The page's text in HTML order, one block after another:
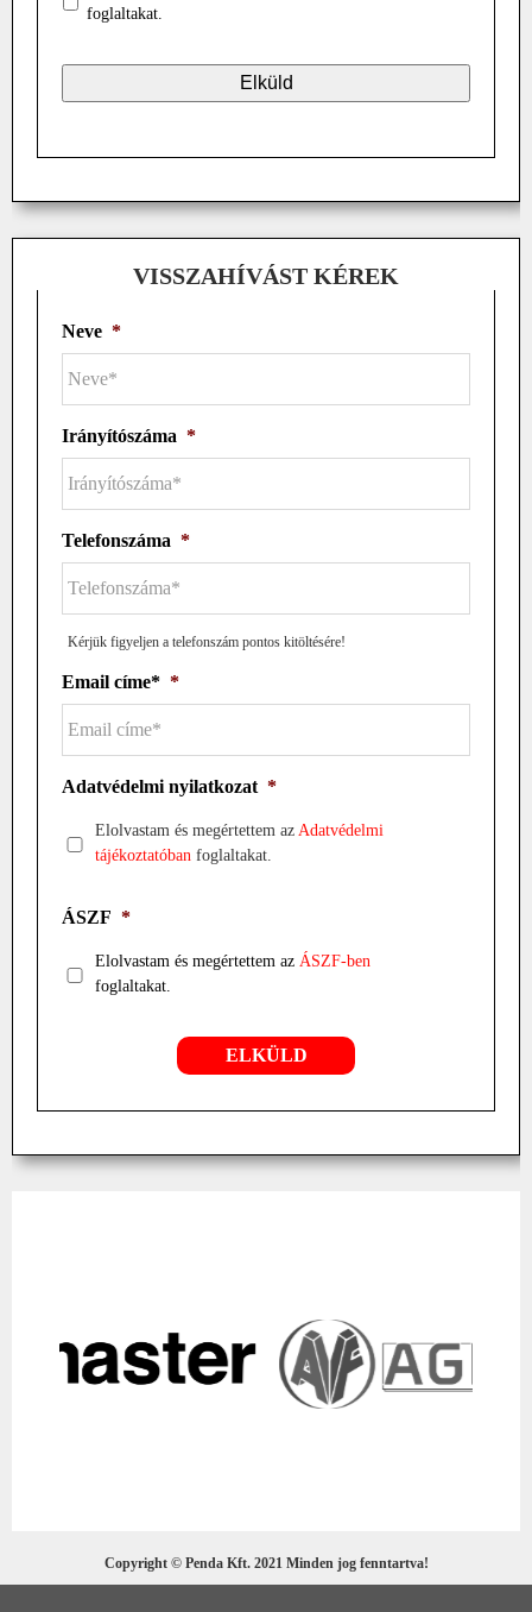
foglaltakat.
VISSZAHÍVÁST KÉREK
Neve *
Irányítószáma *
Telefonszáma *
Kérjük figyeljen a telefonszám pontos kitöltésére!
Email címe* *
Adatvédelmi nyilatkozat *
Elolvastam és megértettem az Adatvédelmi
tájékoztatóban foglaltakat.
ÁSZF *
Elolvastam és megértettem az ÁSZF-ben
foglaltakat.
Copyright © Penda Kft. 2021 Minden jog fenntartva!